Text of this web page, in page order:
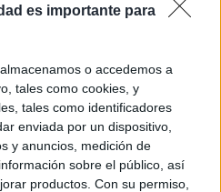
es importante para
o accedemos a
tales como cookies, y
tales como identificadores
enviada por un dispositivo,
y anuncios, medición de
sobre el público, así
productos. Con su permiso,